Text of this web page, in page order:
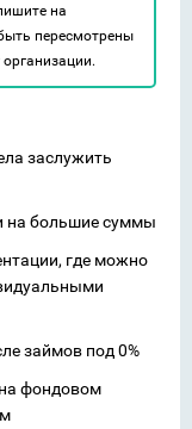
на
пересмотрены
заслужить
на большие суммы
где можно
займов под 0%
фондовом